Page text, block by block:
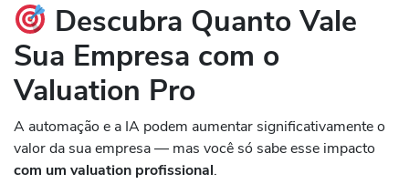
Descubra Quanto Vale
Sua Empresa com o
Valuation Pro
A automação e a IA podem aumentar significativamente o
valor da sua empresa — mas você só sabe esse impacto
com um valuation profissional.